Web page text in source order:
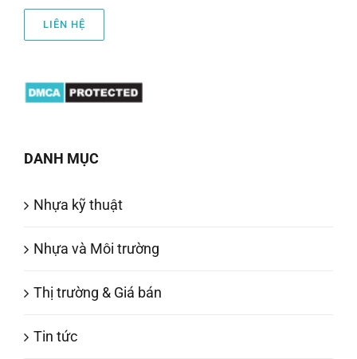
LIÊN HỆ
DANH MỤC
Nhựa kỹ thuật
Nhựa và Môi trường
Thị trường & Giá bán
Tin tức